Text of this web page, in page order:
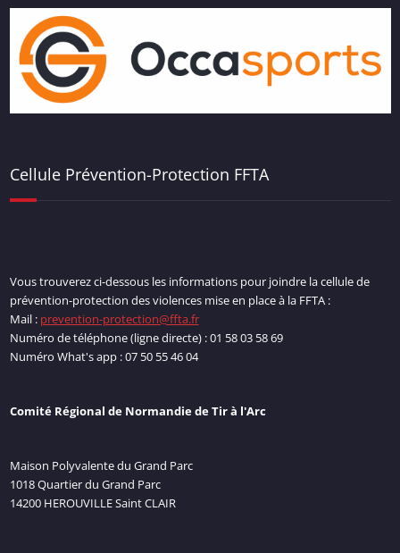
Cellule Prévention-Protection FFTA
Vous trouverez ci-dessous les informations pour joindre la cellule de
prévention-protection des violences mise en place à la FFTA :
Mail : prevention-protection@ffta.fr
Numéro de téléphone (ligne directe) : 01 58 03 58 69
Numéro What's app : 07 50 55 46 04
Comité Régional de Normandie de Tir à l'Arc
Maison Polyvalente du Grand Parc
1018 Quartier du Grand Parc
14200 HEROUVILLE Saint CLAIR